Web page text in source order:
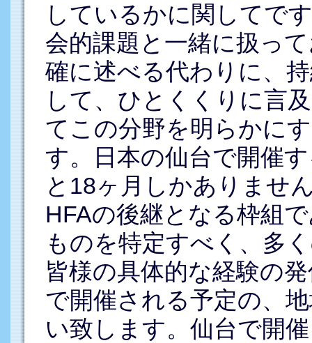
しているかに関してで
会的課題と一緒に扱っ
確に述べる代わりに、
して、ひとくくりに言
てこの分野を明らかに
す。日本の仙台で開催
と18ヶ月しかありませ
HFAの後継となる枠組
ものを特定すべく、多
皆様の具体的な経験の
で開催される予定の、
い致します。仙台で開